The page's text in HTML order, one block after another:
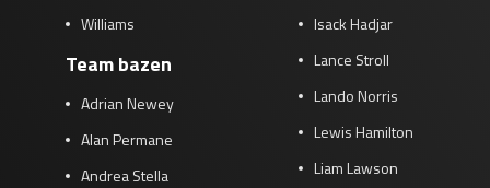
GP QATAR 2026 27 - 29 nov
Kwalificatie
za 19:00 - 20:00
zo 17:00 - 19:00
Williams
Team bazen
Adrian Newey
Alan Permane
Andrea Stella
Isack Hadjar
Lance Stroll
Lando Norris
Lewis Hamilton
Liam Lawson